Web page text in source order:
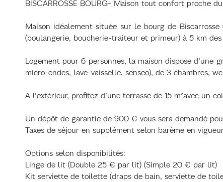
BISCARROSSE BOURG- Maison tout confort proche
Maison idéalement située sur le bourg de
(boulangerie, boucherie-traiteur et primeur) à 5 km
Logement pour 6 personnes, la maison dispose d’une
micro-ondes, lave-vaisselle, senseo), de 3 chambres,
A l’extérieur, profitez d’une terrasse de 15 m²avec un
Un dépôt de garantie de 900 € vous sera demandé
Taxes de séjour en supplément selon barème en
Options selon disponibilités:
Linge de lit (Double 25 € par lit) (Simple 20 € par lit)
Kit serviette de toilette (draps de bain, serviette de